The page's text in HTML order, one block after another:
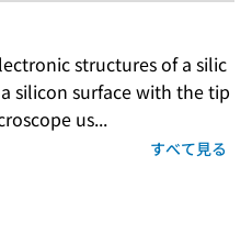
structures of a silic
silicon surface with the tip
us...
すべて見る